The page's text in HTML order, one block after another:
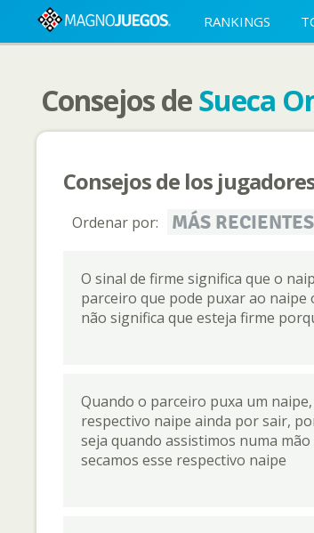
RANKINGS
Consejos deSueca
Consejos de los
Ordenar por: MÁS RECIENTES
O sinal de firme significa que o
parceiro que pode puxar ao naipe
não significa que esteja firme
Quando o parceiro puxa um
respectivo naipe ainda por sair,
seja quando assistimos numa
secamos esse respectivo naipe